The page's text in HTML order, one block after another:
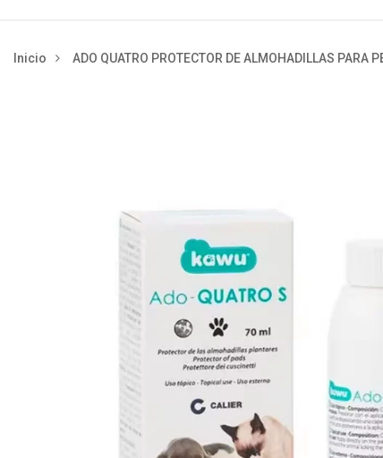
Inicio ADO QUATRO PROTECTOR DE ALMOHADILLAS PARA